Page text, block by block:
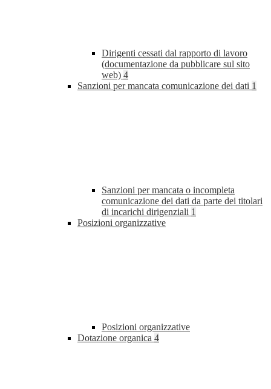
Dirigenti cessati dal rapporto di lavoro
(documentazione da pubblicare sul sito
web) 4
Sanzioni per mancata comunicazione dei dati 1
Sanzioni per mancata o incompleta
comunicazione dei dati da parte dei titolari
di incarichi dirigenziali 1
Posizioni organizzative
Posizioni organizzative
Dotazione organica 4